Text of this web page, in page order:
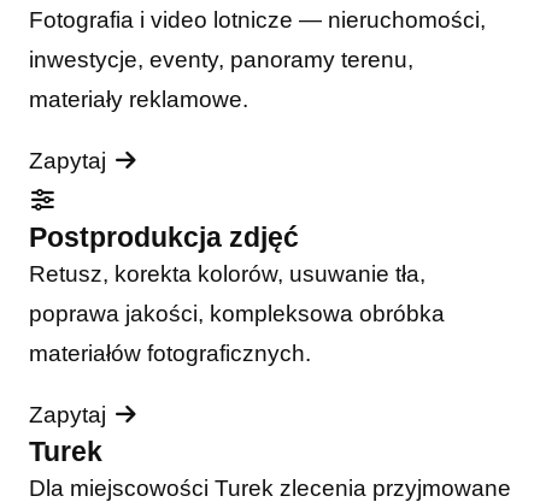
Fotografia i video lotnicze — nieruchomości,
inwestycje, eventy, panoramy terenu,
materiały reklamowe.
Zapytaj
Postprodukcja zdjęć
Retusz, korekta kolorów, usuwanie tła,
poprawa jakości, kompleksowa obróbka
materiałów fotograficznych.
Zapytaj
Turek
Dla miejscowości Turek zlecenia przyjmowane